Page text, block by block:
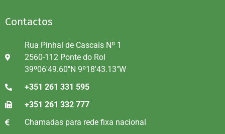
Contactos
Rua Pinhal de Cascais Nº 1
2560-112 Ponte do Rol
39º06'49.60"N 9º18'43.13"W
+351 261 331 595
+351 261 332 777
Chamadas para rede fixa nacional